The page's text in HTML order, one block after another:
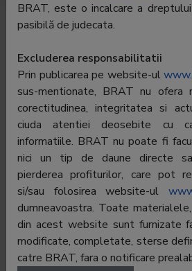
Editor: Nu este membru BRAT
SATI:
Director
general:
Radu Mihai Budes
Reprezentant
BRAT:
Andrei Ursuleanu
Adresa
Bucuresti, Str. Nicolae
1
Telefon: 021-665.75.99
E-mail:
Regie
publicitate:
Thematic Digital SRL
BRAT, este o incalcare a
pasibilă de judecata.
Excluderea responsabilitatii
Prin publicarea pe website-ul
sus-mentionate, BRAT nu ofera
corectitudinea, integritatea si
ciuda atentiei deosebite cu
informatiile. BRAT nu poate fi
nici un tip de daune directe
pierderea profiturilor, care pot
si/sau folosirea website-ul
dumneavoastra. Toate
din acest website sunt furnizate
modificate, completate, sterse
catre BRAT, fara o notificare